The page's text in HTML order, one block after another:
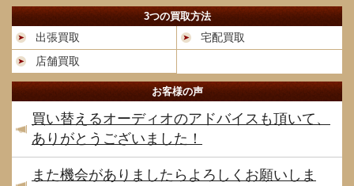
3つの買取方法
出張買取
宅配買取
店舗買取
お客様の声
買い替えるオーディオのアドバイスも頂いて、
ありがとうございました！
また機会がありましたらよろしくお願いしま